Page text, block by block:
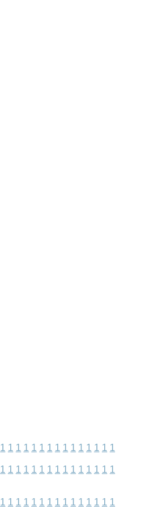
1 1 1 1 1 1 1 1 1 1 1 1 1 1 1
1 1 1 1 1 1 1 1 1 1 1 1 1 1 1
1 1 1 1 1 1 1 1 1 1 1 1 1 1 1